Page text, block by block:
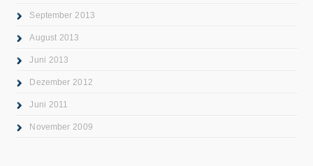
September 2013
August 2013
Juni 2013
Dezember 2012
Juni 2011
November 2009